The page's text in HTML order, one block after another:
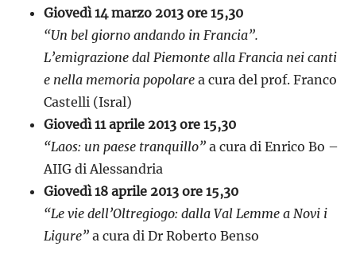
Giovedì 14 marzo 2013 ore 15,30
“Un bel giorno andando in Francia”.
L’emigrazione dal Piemonte alla Francia nei canti
e nella memoria popolare a cura del prof. Franco
Castelli (Isral)
Giovedì 11 aprile 2013 ore 15,30
“Laos: un paese tranquillo” a cura di Enrico Bo –
AIIG di Alessandria
Giovedì 18 aprile 2013 ore 15,30
“Le vie dell’Oltregiogo: dalla Val Lemme a Novi i
Ligure” a cura di Dr Roberto Benso